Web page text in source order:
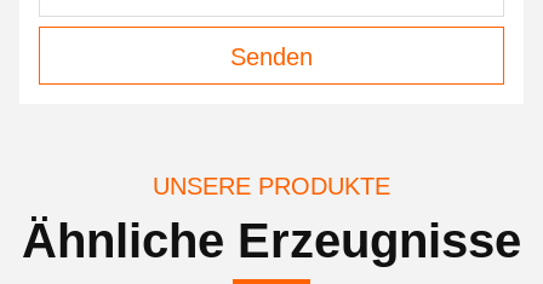
Senden
UNSERE PRODUKTE
Ähnliche Erzeugnisse